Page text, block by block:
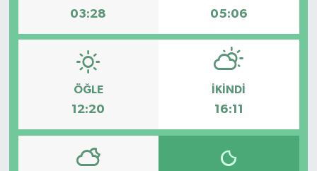
03:28 05:06
ÖĞLE
12:20
İKINDI
16:11